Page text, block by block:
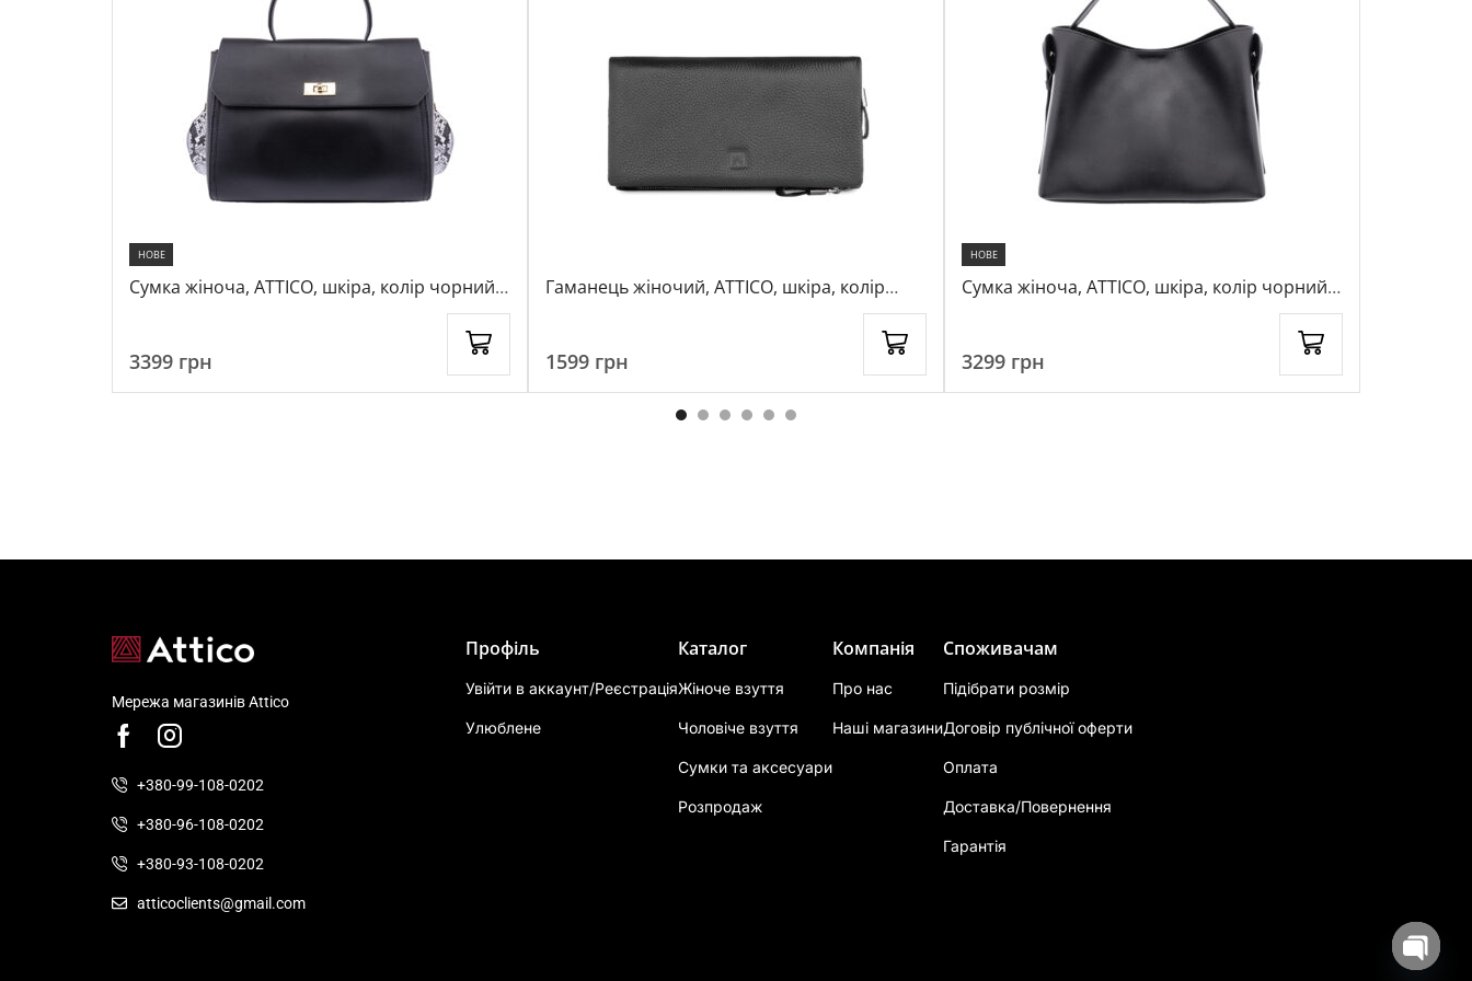
НОВЕ
Сумка жіноча, ATTICO, шкіра, колір чорний,
3399 грн
Гаманець жіночий, ATTICO, шкіра, колір
1599 грн
НОВЕ
Сумка жіноча, ATTICO, шкіра, колір чорний,
3299 грн
Мережа магазинів Attico
+380-99-108-0202
+380-96-108-0202
+380-93-108-0202
atticoclients@gmail.com
Профіль
Увійти в аккаунт/Реєстрація
Улюблене
Каталог
Жіноче взуття
Чоловіче взуття
Сумки та аксесуари
Розпродаж
Компанія
Про нас
Наші магазини
Споживачам
Підібрати розмір
Договір публічної оферти
Оплата
Доставка/Повернення
Гарантія